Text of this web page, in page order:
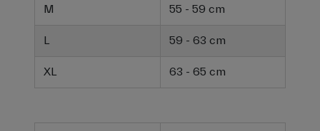
M 55 - 59 cm
L 59 - 63 cm
XL 63 - 65 cm